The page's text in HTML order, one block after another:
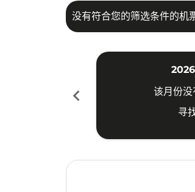
没有符合您的筛选条件的机
chevron_left
该月份没
寻